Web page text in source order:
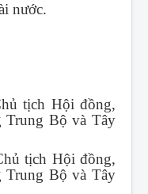
nước.
tịch Hội đồng,
Trung Bộ và Tây
tịch Hội đồng,
Trung Bộ và Tây